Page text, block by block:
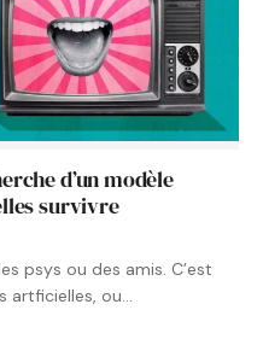
d’un modèle
survivre
psys ou des amis. C’est
artficielles, ou…